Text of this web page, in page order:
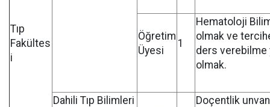
Tıp
Fakültes
i
Öğretim
Üyesi
1
Hematoloji
olmak ve
ders verebilme
olmak.
Dahili Tıp Bilimleri
Doçentlik